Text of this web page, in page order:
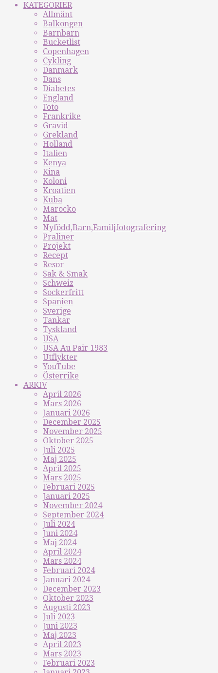
KATEGORIER
Allmänt
Balkongen
Barnbarn
Bucketlist
Copenhagen
Cykling
Danmark
Dans
Diabetes
England
Foto
Frankrike
Gravid
Grekland
Holland
Italien
Kenya
Kina
Koloni
Kroatien
Kuba
Marocko
Mat
Nyfödd,Barn,Familjfotografering
Praliner
Projekt
Recept
Resor
Sak & Smak
Schweiz
Sockerfritt
Spanien
Sverige
Tankar
Tyskland
USA
USA Au Pair 1983
Utflykter
YouTube
Österrike
ARKIV
April 2026
Mars 2026
Januari 2026
December 2025
November 2025
Oktober 2025
Juli 2025
Maj 2025
April 2025
Mars 2025
Februari 2025
Januari 2025
November 2024
September 2024
Juli 2024
Juni 2024
Maj 2024
April 2024
Mars 2024
Februari 2024
Januari 2024
December 2023
Oktober 2023
Augusti 2023
Juli 2023
Juni 2023
Maj 2023
April 2023
Mars 2023
Februari 2023